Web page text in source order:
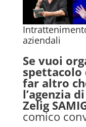
aziendali
Se vuoi
spettacolo
far altro
l’agenzia
Zelig
comico